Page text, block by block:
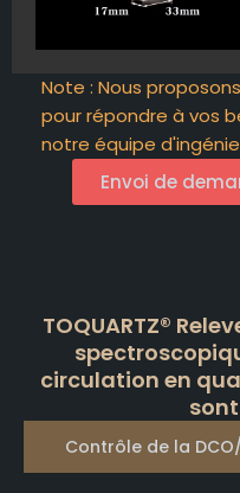
Note : Nous
pour répondre à vos
notre équipe
Envoi de
TOQUARTZ®
circulation en
Contrôle de la